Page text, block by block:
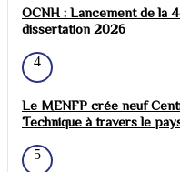
OCNH : Lancement de la
dissertation 2026
4
Le MENFP crée neuf
Technique à travers le
5